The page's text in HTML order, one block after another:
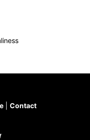
Contact